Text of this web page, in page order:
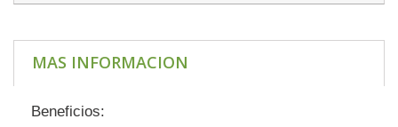
MAS INFORMACION
Beneficios: